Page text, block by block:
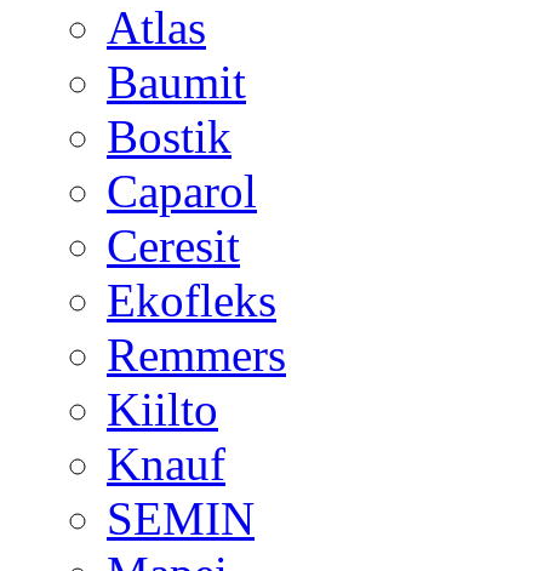
Atlas
Baumit
Bostik
Caparol
Ceresit
Ekofleks
Remmers
Kiilto
Knauf
SEMIN